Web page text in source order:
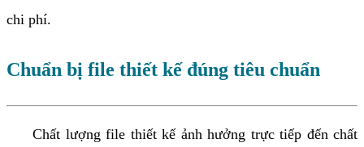
chi phí.
Chuẩn bị file thiết kế đúng tiêu chuẩn
Chất lượng file thiết kế ảnh hưởng trực tiếp đến chất